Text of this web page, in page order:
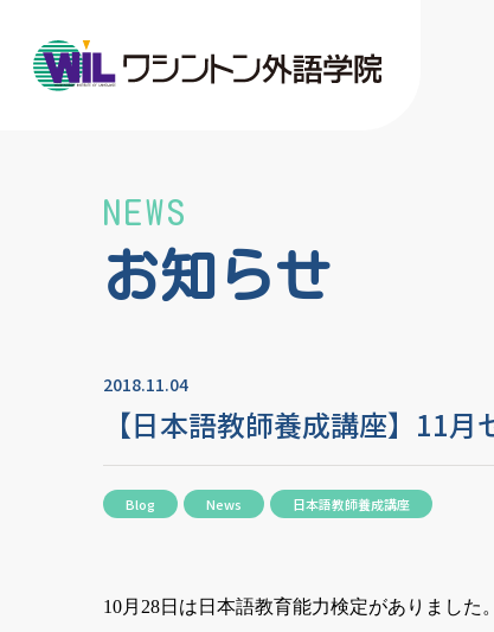
お知らせ
NEWS
2018.11.04
【日本語教師養成講座】11
Blog News 日本語教師養成講座
10月 28日は日本語教育能力検定がありました。